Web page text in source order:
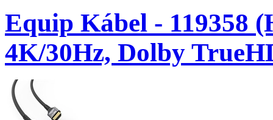
Equip Kábel - 119358
4K/30Hz, Dolby